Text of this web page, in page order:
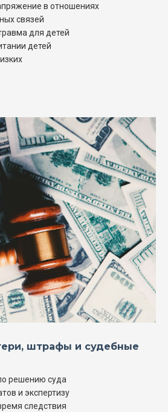
в отношениях
связей
для детей
детей
штрафы и судебные
решению суда
и экспертизу
следствия